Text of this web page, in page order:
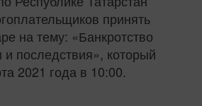
принять
на тему: «Банкротство
последствия», который
2021 года в 10:00.